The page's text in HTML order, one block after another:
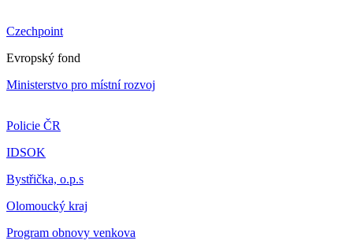
Czechpoint
Evropský fond
Ministerstvo pro místní rozvoj
Policie ČR
IDSOK
Bystřička, o.p.s
Olomoucký kraj
Program obnovy venkova